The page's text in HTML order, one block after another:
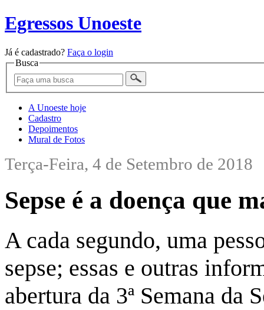
Egressos Unoeste
Já é cadastrado? Faça o login
Busca
A Unoeste hoje
Cadastro
Depoimentos
Mural de Fotos
Terça-Feira, 4 de Setembro de 2018
Sepse é a doença que
A cada segundo, uma
sepse; essas e outras
abertura da 3ª Semana da